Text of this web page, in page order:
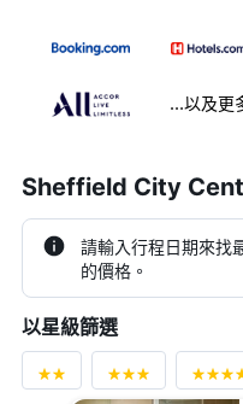
...以及更
Sheffield City
請輸入行程日期來找
的價格。
以星級篩選